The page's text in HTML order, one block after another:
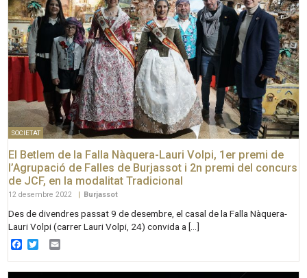
SOCIETAT
El Betlem de la Falla Nàquera-Lauri Volpi, 1er premi de
l’Agrupació de Falles de Burjassot i 2n premi del concurs
de JCF, en la modalitat Tradicional
12 desembre 2022 | Burjassot
Des de divendres passat 9 de desembre, el casal de la Falla Nàquera-
Lauri Volpi (carrer Lauri Volpi, 24) convida a […]
Facebook
Twitter